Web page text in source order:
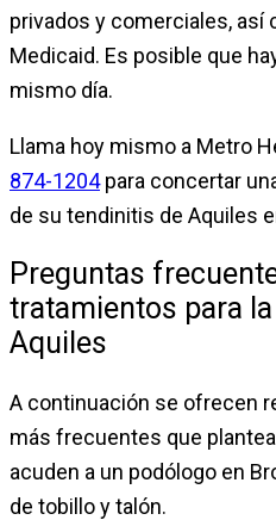
privados y comerciales, así
Medicaid. Es posible que
mismo día.
Llama hoy mismo a Metro
874-1204para concertar
de su tendinitis de Aquiles
Preguntas
tratamientos para
Aquiles
A continuación se ofrecen
más frecuentes que
acuden a un podólogo en
de tobillo y talón.